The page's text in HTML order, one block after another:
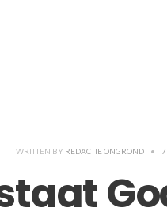
WRITTEN BY REDACTIE ONGROND • 7